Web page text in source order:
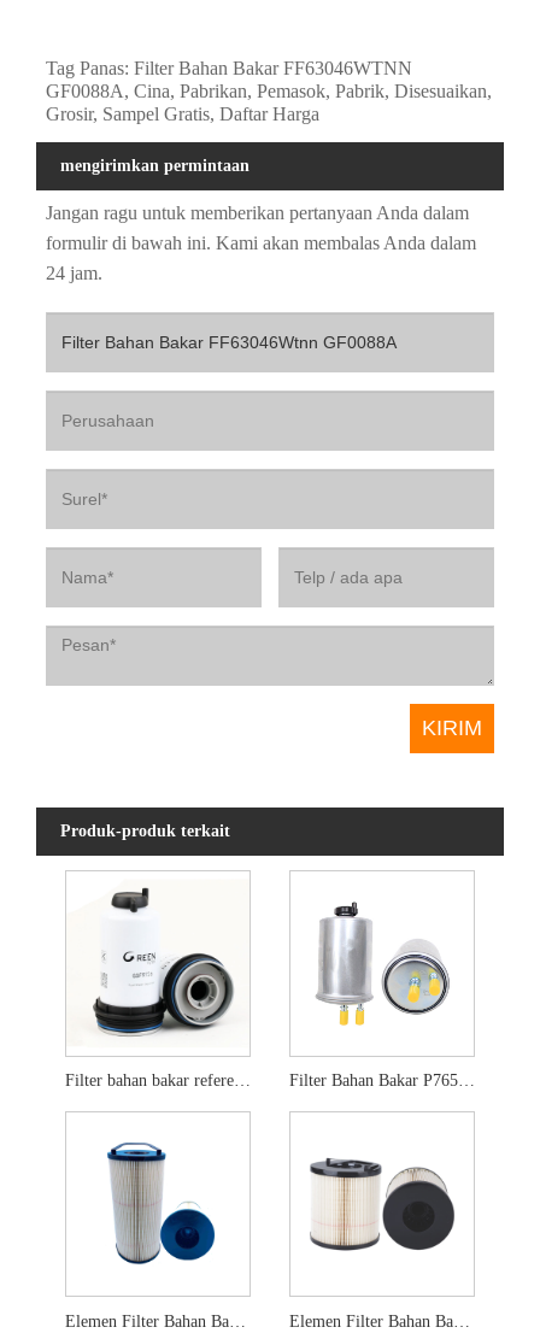
Tag Panas: Filter Bahan Bakar FF63046WTNN
GF0088A, Cina, Pabrikan, Pemasok, Pabrik, Disesuaikan,
Grosir, Sampel Gratis, Daftar Harga
mengirimkan permintaan
Jangan ragu untuk memberikan pertanyaan Anda dalam
formulir di bawah ini. Kami akan membalas Anda dalam
24 jam.
Produk-produk terkait
Filter bahan bakar referensi silang 837079726 Filter Bahan Bakar P765325
Elemen Filter Bahan Bakar Cross Referensi FS20203 Elemen Filter Bahan Bakar FS20403